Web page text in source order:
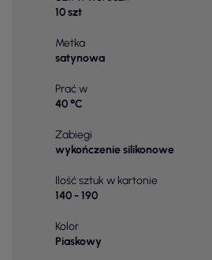
10 szt
Metka
satynowa
Prać w
40 °C
Zabiegi
wykończenie silikonowe
Ilość sztuk w kartonie
140 - 190
Kolor
Piaskowy